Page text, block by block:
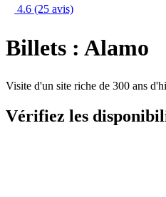
4.6 (25 avis)
Billets : Alamo
Visite d'un site riche de 300 ans
Vérifiez les